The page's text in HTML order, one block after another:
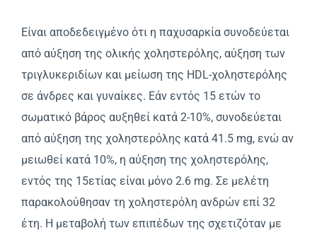
Eίναι αποδεδειγμένο ότι η παχυσαρκία συνοδεύεται
από αύξηση της ολικής χοληστερόλης, αύξηση των
τριγλυκεριδίων και μείωση της HDL-χοληστερόλης
σε άνδρες και γυναίκες. Εάν εντός 15 ετών το
σωματικό βάρος αυξηθεί κατά 2-10%, συνοδεύεται
από αύξηση της χοληστερόλης κατά 41.5 mg, ενώ αν
μειωθεί κατά 10%, η αύξηση της χοληστερόλης,
εντός της 15ετίας είναι μόνο 2.6 mg. Σε μελέτη
παρακολούθησαν τη χοληστερόλη ανδρών επί 32
έτη. H μεταβολή των επιπέδων της σχετιζόταν με